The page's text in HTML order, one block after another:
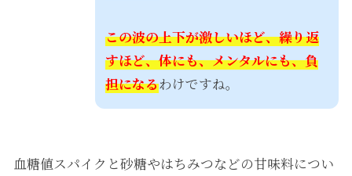
この波の上下が激しいほど、繰り返
すほど、体にも、メンタルにも、負
担になるわけですね。
血糖値スパイクと砂糖やはちみつなどの甘味料につい